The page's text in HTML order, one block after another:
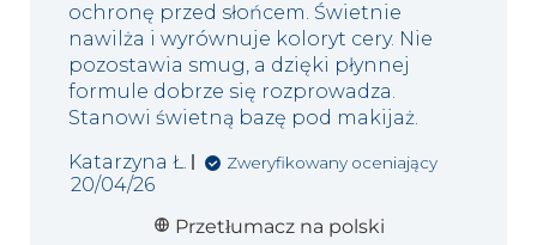
ochronę przed słońcem. Świetnie
nawilża i wyrównuje koloryt cery. Nie
pozostawia smug, a dzięki płynnej
formule dobrze się rozprowadza.
Stanowi świetną bazę pod makijaż.
Katarzyna Ł.
Zweryfikowany oceniający
Data
20/04/26
Przetłumacz na polski